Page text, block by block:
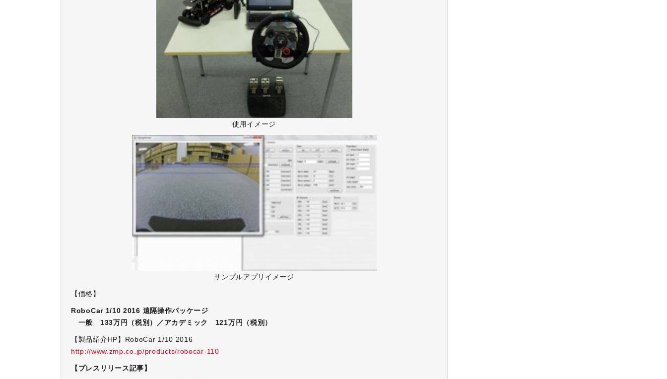
使用イメージ
​​​​​​​サンプルアプリイメージ
【価格】
RoboCar 1/10 2016 遠隔操作パッケージ
一般 133万円（税別）／アカデミック 121万円（税別）
【製品紹介HP】RoboCar 1/10 2016
http://www.zmp.co.jp/products/robocar-110
【プレスリリース記事】